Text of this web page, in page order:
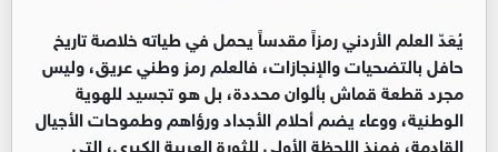
يُعَدّ العلم الأردني رمزاً مقدساً يحمل في طياته خلاصة تاريخ
حافل بالتضحيات والإنجازات، فالعلم رمز وطني عريق، وليس
مجرد قطعة قماش بألوان محددة، بل هو تجسيد للهوية
الوطنية، ووعاء يضم أحلام الأجداد ورؤاهم وطموحات الأجيال
القادمة، فمنذ اللحظة الأولى للثورة العربية الكبرى، التي